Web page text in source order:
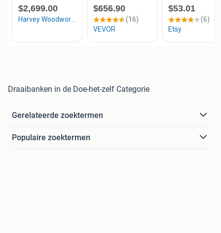
Draaibanken in de Doe-het-zelf Categorie
Gerelateerde zoektermen
Populaire zoektermen